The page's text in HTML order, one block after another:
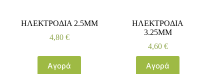
ΗΛΕΚΤΡΟΔΙΑ 2.5ΜΜ
4,80 €
Αγορά
ΗΛΕΚΤΡΟΔΙΑ
3.25ΜΜ
4,60 €
Αγορά